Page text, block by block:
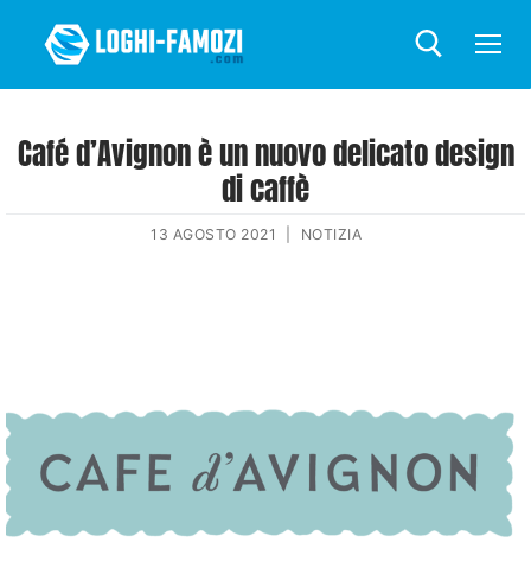
Café d’Avignon è un nuovo delicato design
di caffè
13 AGOSTO 2021 NOTIZIA